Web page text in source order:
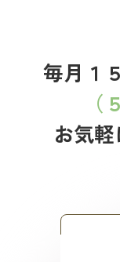
毎月１
（
お気